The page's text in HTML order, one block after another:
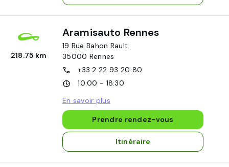
218.75 km
Aramisauto Rennes
19 Rue Bahon Rault
35000 Rennes
+33 2 22 93 20 80
10:00 - 18:30
En savoir plus
Prendre rendez-vous
Itinéraire